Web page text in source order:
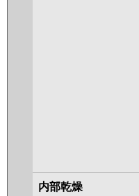
内部乾燥